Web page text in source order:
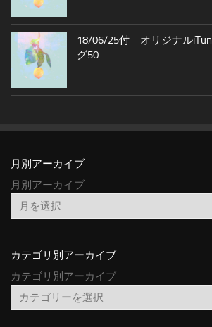
18/06/25付 オリジナル
グ50
月別アーカイブ
月別アーカイブ
カテゴリ別アーカイブ
カテゴリ別アーカイブ